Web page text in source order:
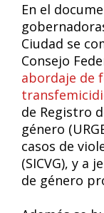
En el
Ciudad se
Consejo
abordaje de
de Registro
género
casos de
(SICVG), y a
de género